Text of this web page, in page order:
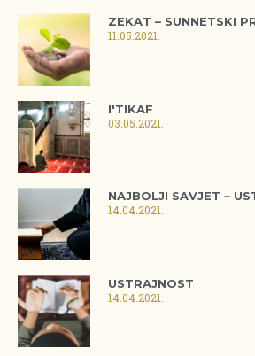
ZEKAT – SUNNETSKI
11.05.2021.
I'TIKAF
03.05.2021.
NAJBOLJI SAVJET –
14.04.2021.
USTRAJNOST
14.04.2021.